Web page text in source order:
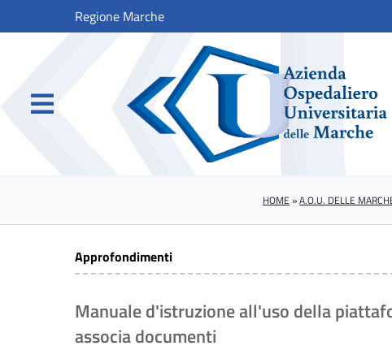
Regione Marche
HOME »A.O.U. DELLE
Approfondimenti
Manuale d'istruzione all'uso della
associa documenti